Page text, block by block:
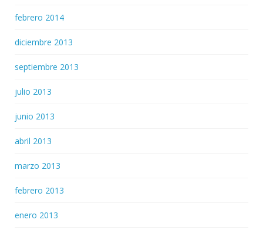
febrero 2014
diciembre 2013
septiembre 2013
julio 2013
junio 2013
abril 2013
marzo 2013
febrero 2013
enero 2013